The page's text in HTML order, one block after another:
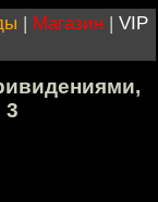
| Магазин | VIP
3